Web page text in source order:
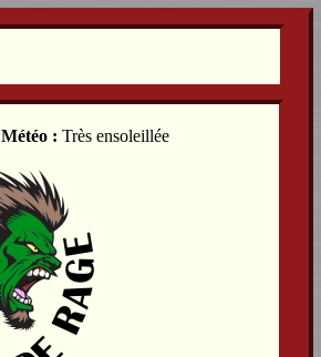
Météo : Très ensoleillée